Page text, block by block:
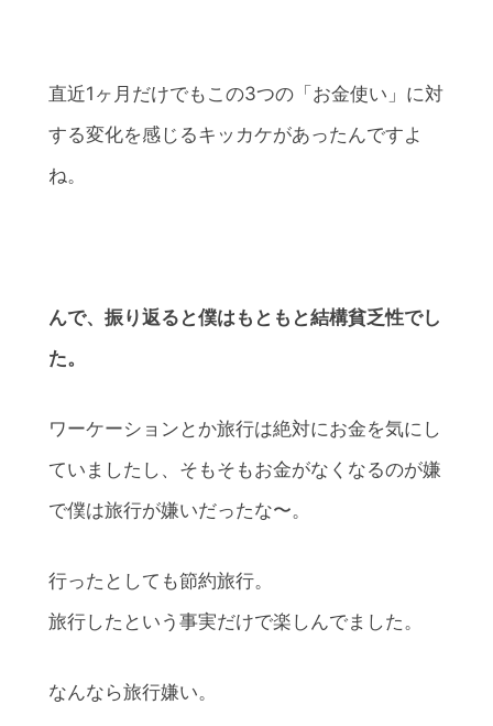
直近1ヶ月だけでもこの3つの「お金使い」に対
する変化を感じるキッカケがあったんですよ
ね。
んで、振り返ると僕はもともと結構貧乏性でし
た。
ワーケーションとか旅行は絶対にお金を気にし
ていましたし、そもそもお金がなくなるのが嫌
で僕は旅行が嫌いだったな〜。
行ったとしても節約旅行。
旅行したという事実だけで楽しんでました。
なんなら旅行嫌い。